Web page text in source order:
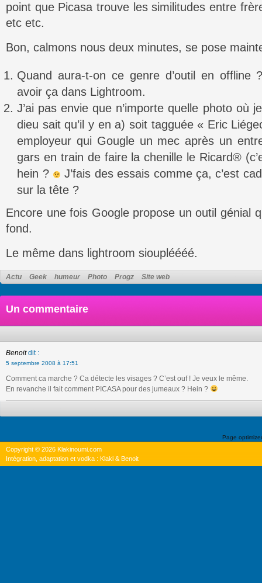
point que Picasa trouve les similitudes entre
etc etc.
Bon, calmons nous deux minutes, se pose
Quand aura-t-on ce genre d’outil en offline
avoir ça dans Lightroom.
J’ai pas envie que n’importe quelle photo où
dieu sait qu’il y en a) soit tagguée « Eric
employeur qui Gougle un mec après un
gars en train de faire la chenille le Ricard®
hein ?
J’fais des essais comme ça, c’est
sur la tête ?
Encore une fois Google propose un outil génial
fond.
Le même dans lightroom sioupléééé.
Actu Geek humeur Photo Progz Site web
Un commentaire
Benoit dit :
5 septembre 2008 à 17:51
Comment ca marche ? Ca détecte les visages ? C’est ouf ! Je veux le même.
En revanche il fait comment PICASA pour des jumeaux ? Hein ?
Page
Copyright © 2026 Klakinoumi.com
Intégration, adaptation et vodka : Klaki & Benoit